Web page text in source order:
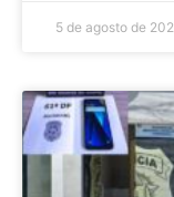
5 de agosto de